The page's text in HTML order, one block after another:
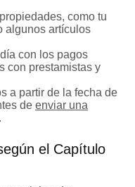
como tu
algunos artículos
con los pagos
con prestamistas y
a partir de la fecha de
de enviar una
.
el Capítulo